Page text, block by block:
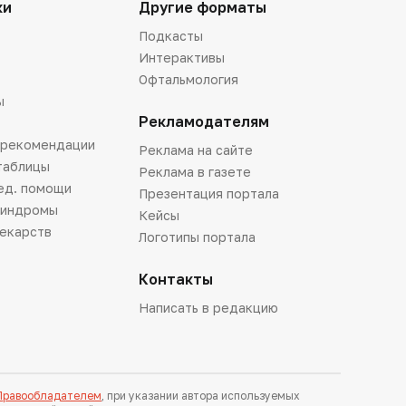
помощи
Другие форматы
Подкасты
Интерактивы
Офтальмология
Рекламодателям
Реклама на сайте
Реклама в газете
Презентация портала
Кейсы
Логотипы портала
Контакты
Написать в редакцию
, при указании автора используемых